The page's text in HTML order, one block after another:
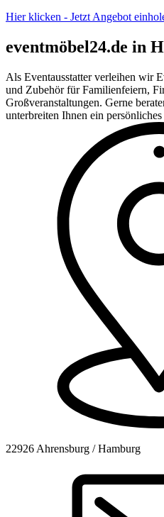
Hier klicken - Jetzt Angebot
eventmöbel24.de in
Als Eventausstatter verleihen wir
und Zubehör für Familienfeiern,
Großveranstaltungen. Gerne
unterbreiten Ihnen ein
22926 Ahrensburg / Hamburg